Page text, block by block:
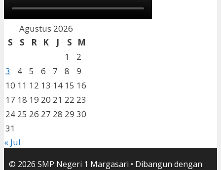
Agustus 2026
S
S R K J S
M
1
2
3
4 5 6 7 8
9
10 11 12 13 14 15 16
17 18 19 20 21 22 23
24 25 26 27 28 29 30
31
« Jul
© 2026 SMP Negeri 1 Margasari • Dibangun dengan